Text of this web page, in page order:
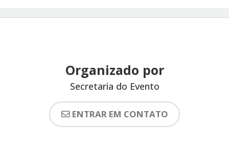
Organizado por
Secretaria do Evento
ENTRAR EM CONTATO